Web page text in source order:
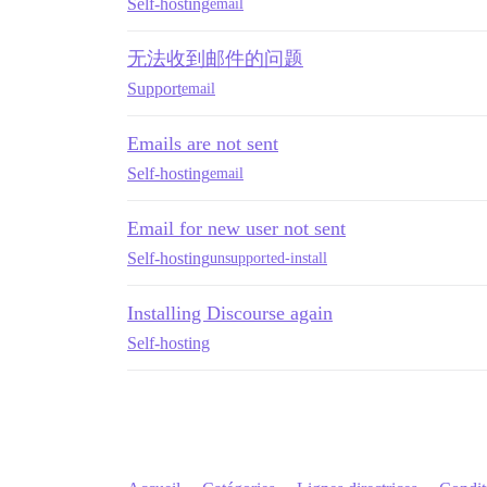
Self-hostingemail
无法收到邮件的问题
Supportemail
Emails are not sent
Self-hostingemail
Email for new user not sent
Self-hostingunsupported-install
Installing Discourse again
Self-hosting